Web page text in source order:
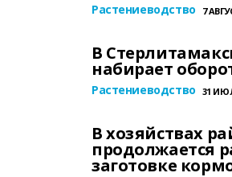
Растениеводство 7
В
набирает
Растениеводство 31
В хозяйствах
продолжается
заготовке